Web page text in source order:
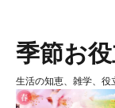
季節お
生活の知恵、雑学、役